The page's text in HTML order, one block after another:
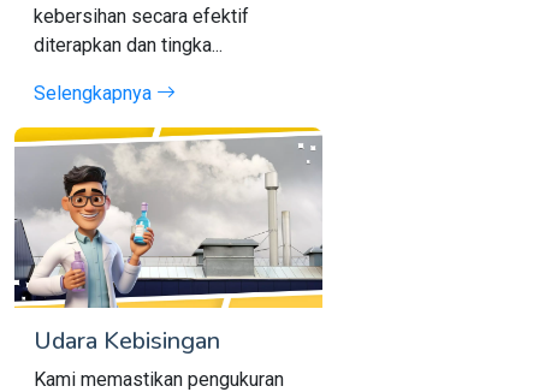
kebersihan secara efektif
diterapkan dan tingka...
Selengkapnya
Udara Kebisingan
Kami memastikan pengukuran